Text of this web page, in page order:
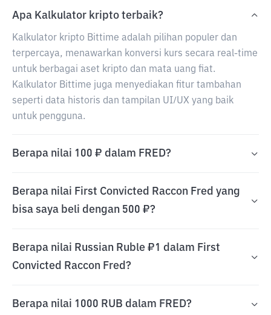
Apa Kalkulator kripto terbaik?
Kalkulator kripto Bittime adalah pilihan populer dan
terpercaya, menawarkan konversi kurs secara real-time
untuk berbagai aset kripto dan mata uang fiat.
Kalkulator Bittime juga menyediakan fitur tambahan
seperti data historis dan tampilan UI/UX yang baik
untuk pengguna.
Berapa nilai 100 ₽ dalam FRED?
Berapa nilai First Convicted Raccon Fred yang
bisa saya beli dengan 500 ₽?
Berapa nilai Russian Ruble ₽1 dalam First
Convicted Raccon Fred?
Berapa nilai 1000 RUB dalam FRED?